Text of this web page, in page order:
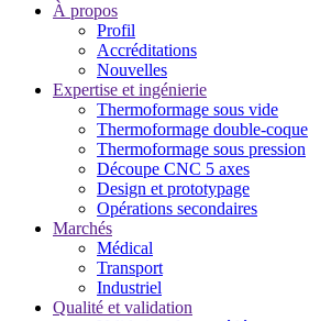
À propos
Profil
Accréditations
Nouvelles
Expertise et ingénierie
Thermoformage sous vide
Thermoformage double-coque
Thermoformage sous pression
Découpe CNC 5 axes
Design et prototypage
Opérations secondaires
Marchés
Médical
Transport
Industriel
Qualité et validation